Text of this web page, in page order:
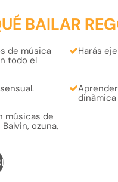
BAILAR
de música
todo el
Harás
sensual.
dinàmica
músicas de
ozuna,